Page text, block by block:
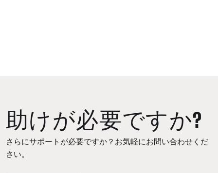
助けが必要ですか?
さらにサポートが必要ですか？お気軽にお問い合わせくだ
さい。